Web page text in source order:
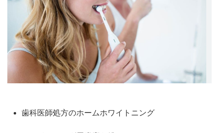
歯科医師処方のホームホワイトニング